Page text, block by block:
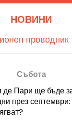
НОВИНИ
проводник
Събота
Пари ще бъде
през